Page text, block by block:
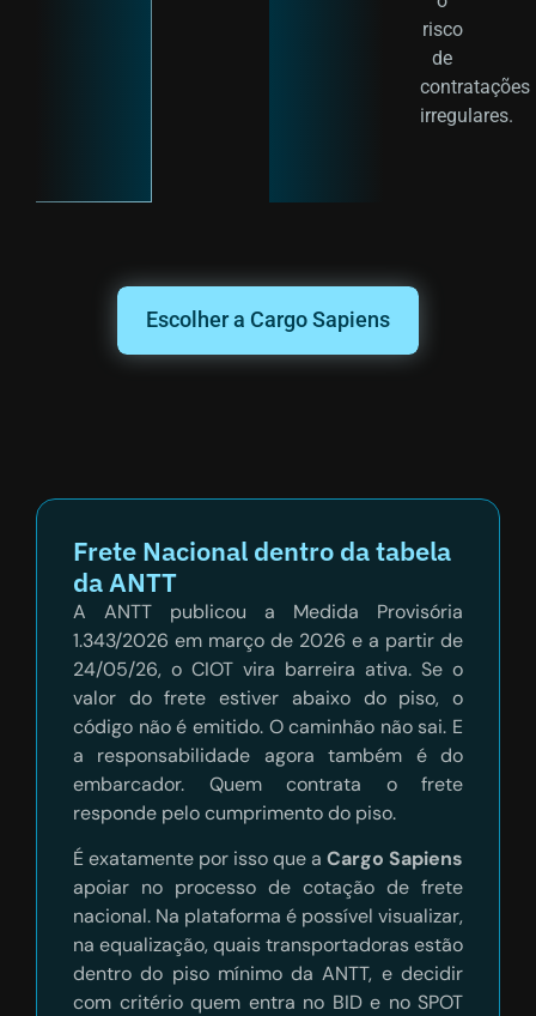
risco
de
contratações
irregulares.
Escolher a Cargo Sapiens
Frete Nacional dentro da tabela
da ANTT
A ANTT publicou a Medida Provisória
1.343/2026 em março de 2026 e a partir de
24/05/26, o CIOT vira barreira ativa. Se o
valor do frete estiver abaixo do piso, o
código não é emitido. O caminhão não sai. E
a responsabilidade agora também é do
embarcador. Quem contrata o frete
responde pelo cumprimento do piso.
É exatamente por isso que a Cargo Sapiens
apoiar no processo de cotação de frete
nacional. Na plataforma é possível visualizar,
na equalização, quais transportadoras estão
dentro do piso mínimo da ANTT, e decidir
com critério quem entra no BID e no SPOT